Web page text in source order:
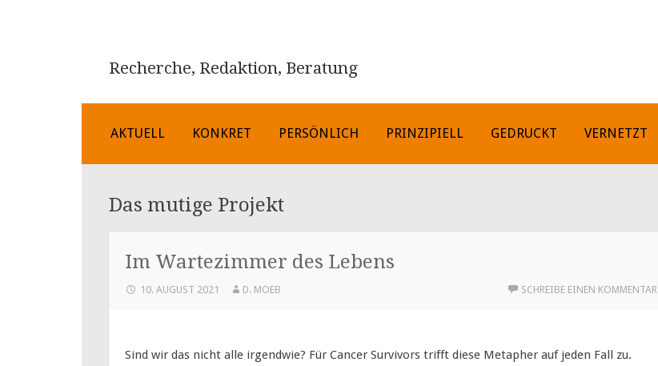
Recherche, Redaktion, Beratung
ZUM
SPRINGEN
AKTUELL KONKRET PERSÖNLICH PRINZIPIELL GEDRUCKT VERNETZT
Das mutige Projekt
Im Wartezimmer des Lebens
10. AUGUST 2021 D. MOEB SCHREIBE EINEN KOMMENTAR
Sind wir das nicht alle irgendwie? Für Cancer Survivors trifft diese Metapher auf jeden Fall zu.